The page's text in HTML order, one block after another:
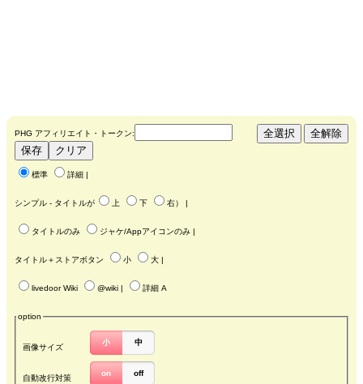
PHG アフィリエイト・トークン:
標準 詳細
シンプル - タイトルが 上 下 右） |
タイトルのみ ジャケ/Appアイコンのみ
タイトル＋ストアボタン 小 大
livedoor Wiki @wiki 詳細 A
option
画像サイズ
小 中
自動改行対策
on off